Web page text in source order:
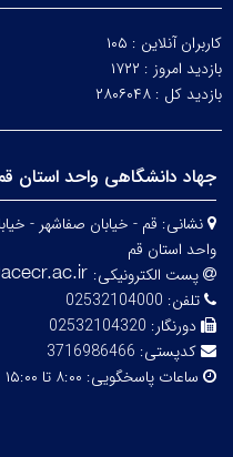
کاربران آنلاین : ۱۰۵
بازدید امروز : ۱۷۲۲
بازدید کل : ۲۸۰۶۰۴۸
جهاد دانشگاهی واحد استان
نشانی: قم - خیابان صفاشهر -
واحد استان قم
پست الکترونیکی:
تلفن: 02532104000
دورنگار: 02532104320
کدپستی: 3716986466
ساعات پاسخگویی: ۸:۰۰ تا ۱۵:۰۰